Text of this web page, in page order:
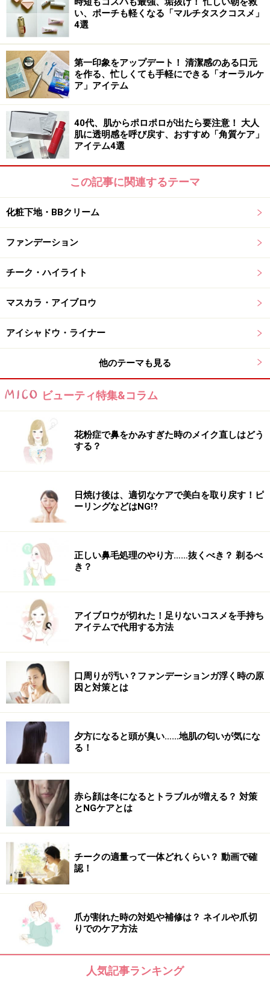
気分を上げたい時にはディスココーラル
ディスココーラルは、ディスコのリズムのように軽やか
に映えるウォームコーラル。気持ちが上向く、明るい気
分になれるカラーです。
シックだけと使いやすいジャズジャム
ジャズジャムは、ジャズのグルーヴのようにやわらかく
溶け込むヌードブラウン。透け感も感じられるので、ブ
ラウン系は苦手という人にもおすすめ。
うにタイムレスな感性を宿したトゥルーレッド。肌トー
ンを明るく見せてくれる、元気をもらえるカラーです。
垢抜けカラーのDJプラム
DJプラムは、クラブのベースのように響く深みのあるプ
ラム。ひと塗りで垢抜けた印象に仕上げてくれます。
このほか、エレクトロベリー（EC限定）、モカリミック
ス（EC限定）、ローファイモーヴ（EC限定）もありま
す。
色もちを特に気に入った2色で検証！
5色のうち、特にお気に入りなのがジャズジャムとDJプ
ラム。そこで、この2色で持ちも検証してみました。
塗布直後と1時間後の色もちがこちら。
1時間後も色味はしっかりキープ！
画像上段がジャズジャム、画像下段がDJプラムです。ど
ちらも、途中、打ち合わせをしながら飲み物を口にした
のですが、塗布直後と色味はほぼ変わらない状態です。
ツヤはやや落ちていますが、これなら顔がくすんで残念
な印象になる心配もなさそうです。忙しい日は、とりあ
えずこれを塗っておけば安心！ですね。
どのカラーも見た目より透明感のあるクリアな発色なの
で、取り入れやすいと思います。何より、ティントによ
くある乾燥が気にならないのは、うれしいポイントで
す。メイク直しの時間がなくてもきれいな仕上がりをキ
ープしたい方に、ぴったりのアイテムと言えるでしょ
う。
DATA：
ラネージュ
ジュースポップボックスリップティント
全8色（税込各2310円）
※記事内容は執筆時点のものです。最新の内容をご確認くださ
い。
※個人の体質、また、誤った方法による実践に起因して肌荒れや
不調を引き起こす場合があります。実践の際には、必ず自身の体
質及び健康状態を十分に考慮し、正しい方法で行ってください。
また、全ての方への有効性を保証するものではありません。
【編集部おすすめの購入サイト】
い、ポーチも軽くなる「マルチタスクコスメ」
4選
第一印象をアップデート！ 清潔感のある口元
を作る、忙しくても手軽にできる「オーラルケ
ア」アイテム
40代、肌からポロポロが出たら要注意！ 大人
肌に透明感を呼び戻す、おすすめ「角質ケア」
アイテム4選
この記事に関連するテーマ
化粧下地・BBクリーム
ファンデーション
チーク・ハイライト
マスカラ・アイブロウ
アイシャドウ・ライナー
他のテーマも見る
ビューティ特集&コラム
花粉症で鼻をかみすぎた時のメイク直しはどう
する？
日焼け後は、適切なケアで美白を取り戻す！ピ
ーリングなどはNG!?
正しい鼻毛処理のやり方……抜くべき？ 剃るべ
き？
アイブロウが切れた！足りないコスメを手持ち
アイテムで代用する方法
口周りが汚い？ファンデーションガ浮く時の原
因と対策とは
夕方になると頭が臭い……地肌の匂いが気にな
る！
赤ら顔は冬になるとトラブルが増える？ 対策
とNGケアとは
チークの適量って一体どれくらい？ 動画で確
認！
爪が割れた時の対処や補修は？ ネイルや爪切
りでのケア方法
人気記事ランキング